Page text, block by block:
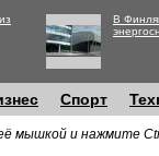
В
Спорт
мышкой и нажмите